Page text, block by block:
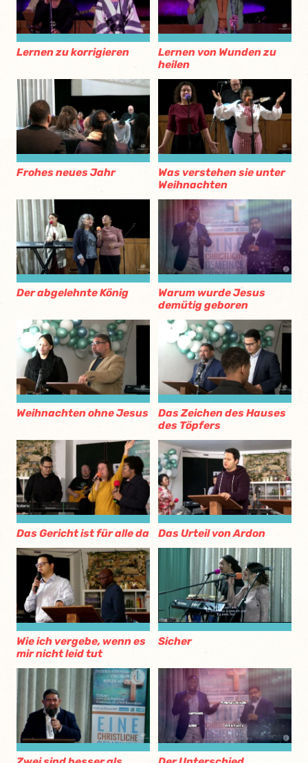
Lernen zu korrigieren
Lernen von Wunden zu
heilen
Frohes neues Jahr
Was verstehen sie unter
Weihnachten
Der abgelehnte König
Warum wurde Jesus
demütig geboren
Weihnachten ohne Jesus
Das Zeichen des Hauses
des Töpfers
Das Gericht ist für alle da Das Urteil von Ardon
Wie ich vergebe, wenn es
mir nicht leid tut
Sicher